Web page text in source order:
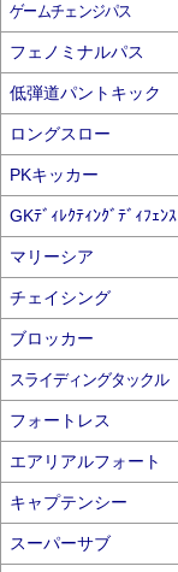
ゲームチェンジパス
フェノミナルパス
低弾道パントキック
ロングスロー
PKキッカー
GKﾃﾞｨﾚｸﾃｨﾝｸﾞﾃﾞｨﾌｪﾝｽ
マリーシア
チェイシング
ブロッカー
スライディングタックル
フォートレス
エアリアルフォート
キャプテンシー
スーパーサブ